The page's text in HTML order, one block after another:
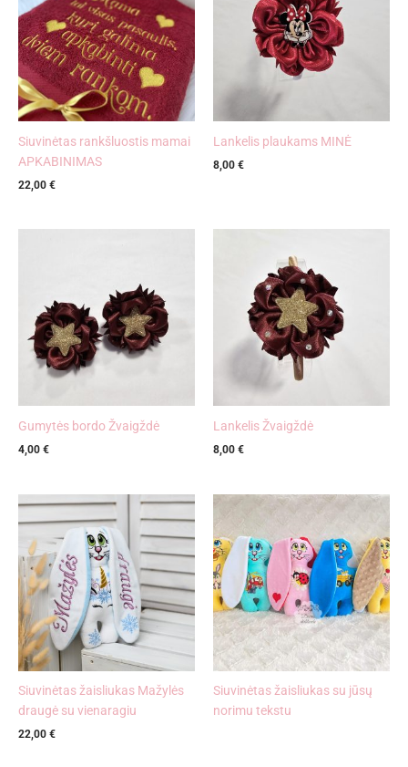
Siuvinėtas rankšluostis mamai
APKABINIMAS
22,00 €
Lankelis plaukams MINĖ
8,00 €
Gumytės bordo Žvaigždė
4,00 €
Lankelis Žvaigždė
8,00 €
Siuvinėtas žaisliukas Mažylės
draugė su vienaragiu
22,00 €
Siuvinėtas žaisliukas su jūsų
norimu tekstu